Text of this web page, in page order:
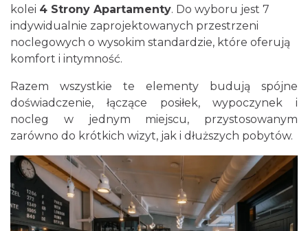
kolei 4 Strony Apartamenty. Do wyboru jest 7
indywidualnie zaprojektowanych przestrzeni
noclegowych o wysokim standardzie, które oferują
komfort i intymność.
Razem wszystkie te elementy budują spójne
doświadczenie, łączące posiłek, wypoczynek i
nocleg w jednym miejscu, przystosowanym
zarówno do krótkich wizyt, jak i dłuższych pobytów.